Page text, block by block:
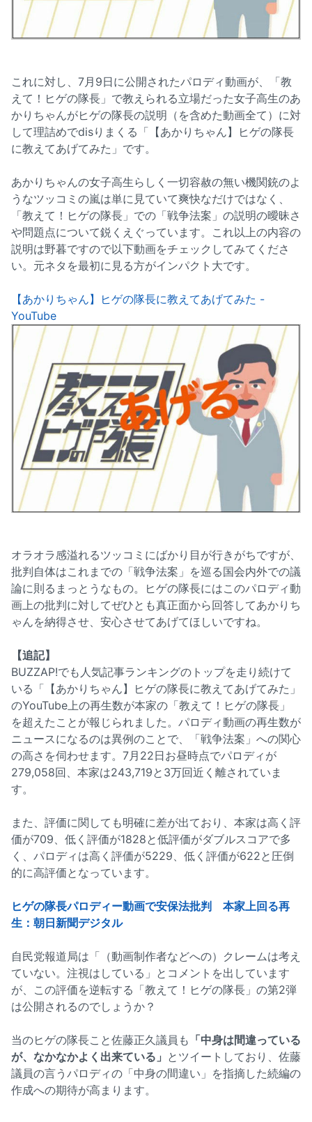
これに対し、7月9日に公開されたパロディ動画が、「教
えて！ヒゲの隊長」で教えられる立場だった女子高生のあ
かりちゃんがヒゲの隊長の説明（を含めた動画全て）に対
して理詰めでdisりまくる「【あかりちゃん】ヒゲの隊長
に教えてあげてみた」です。
あかりちゃんの女子高生らしく一切容赦の無い機関銃のよ
うなツッコミの嵐は単に見ていて爽快なだけではなく、
「教えて！ヒゲの隊長」での「戦争法案」の説明の曖昧さ
や問題点について鋭くえぐっています。これ以上の内容の
説明は野暮ですので以下動画をチェックしてみてくださ
い。元ネタを最初に見る方がインパクト大です。
【あかりちゃん】ヒゲの隊長に教えてあげてみた -
YouTube
オラオラ感溢れるツッコミにばかり目が行きがちですが、
批判自体はこれまでの「戦争法案」を巡る国会内外での議
論に則るまっとうなもの。ヒゲの隊長にはこのパロディ動
画上の批判に対してぜひとも真正面から回答してあかりち
ゃんを納得させ、安心させてあげてほしいですね。
【追記】
BUZZAP!でも人気記事ランキングのトップを走り続けて
いる「【あかりちゃん】ヒゲの隊長に教えてあげてみた」
のYouTube上の再生数が本家の「教えて！ヒゲの隊長」
を超えたことが報じられました。パロディ動画の再生数が
ニュースになるのは異例のことで、「戦争法案」への関心
の高さを伺わせます。7月22日お昼時点でパロディが
279,058回、本家は243,719と3万回近く離されていま
す。
また、評価に関しても明確に差が出ており、本家は高く評
価が709、低く評価が1828と低評価がダブルスコアで多
く、パロディは高く評価が5229、低く評価が622と圧倒
的に高評価となっています。
ヒゲの隊長パロディー動画で安保法批判 本家上回る再
生：朝日新聞デジタル
自民党報道局は「（動画制作者などへの）クレームは考え
ていない。注視はしている」とコメントを出しています
が、この評価を逆転する「教えて！ヒゲの隊長」の第2弾
は公開されるのでしょうか？
当のヒゲの隊長こと佐藤正久議員も 「中身は間違っている
が、なかなかよく出来ている」 とツイートしており、佐藤
議員の言うパロディの「中身の間違い」を指摘した続編の
作成への期待が高まります。